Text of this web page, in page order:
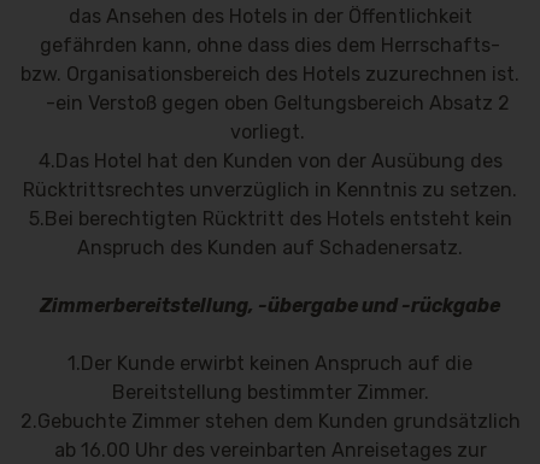
das Ansehen des Hotels in der Öffentlichkeit
gefährden kann, ohne dass dies dem Herrschafts-
bzw. Organisationsbereich des Hotels zuzurechnen ist.
-ein Verstoß gegen oben Geltungsbereich Absatz 2
vorliegt.
4.Das Hotel hat den Kunden von der Ausübung des
Rücktrittsrechtes unverzüglich in Kenntnis zu setzen.
5.Bei berechtigten Rücktritt des Hotels entsteht kein
Anspruch des Kunden auf Schadenersatz.
Zimmerbereitstellung, -übergabe und -rückgabe
1.Der Kunde erwirbt keinen Anspruch auf die
Bereitstellung bestimmter Zimmer.
2.Gebuchte Zimmer stehen dem Kunden grundsätzlich
ab 16.00 Uhr des vereinbarten Anreisetages zur